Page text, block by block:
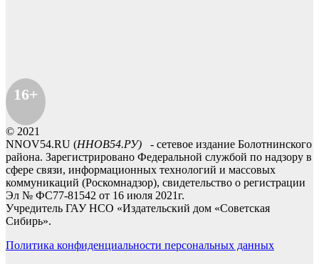
16+
© 2021
NNOV54.RU (ННОВ54.РУ) - сетевое издание Болотнинского
района. Зарегистрировано Федеральной службой по надзору в
сфере связи, информационных технологий и массовых
коммуникаций (Роскомнадзор), свидетельство о регистрации
Эл № ФС77-81542 от 16 июля 2021г.
Учредитель ГАУ НСО «Издательский дом «Советская
Сибирь».
Политика конфиденциальности персональных данных